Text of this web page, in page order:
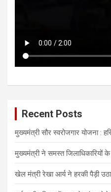
Recent Posts
मुख्यमंत्री सौर स्वरोजगार योजना :
मुख्यमंत्री ने समस्त जिलाधिकारियों
खेल मंत्री रेखा आर्य ने हरकी पैड़ी